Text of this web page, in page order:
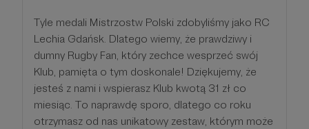
Tyle medali Mistrzostw Polski zdobyliśmy jako RC
Lechia Gdańsk. Dlatego wiemy, że prawdziwy i
dumny Rugby Fan, który zechce wesprzeć swój
Klub, pamięta o tym doskonale! Dziękujemy, że
jesteś z nami i wspierasz Klub kwotą 31 zł co
miesiąc. To naprawdę sporo, dlatego co roku
otrzymasz od nas unikatowy zestaw, którym może